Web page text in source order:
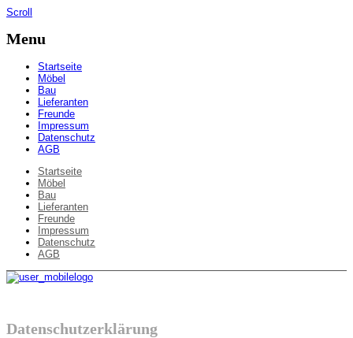
Scroll
Menu
Startseite
Möbel
Bau
Lieferanten
Freunde
Impressum
Datenschutz
AGB
Startseite
Möbel
Bau
Lieferanten
Freunde
Impressum
Datenschutz
AGB
Datenschutzerklärung